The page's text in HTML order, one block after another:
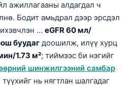
ажиллагааны алдагдал ч
Бодит амьдрал дээр эрсдэл
… eGFR 60 мл/
буудаг доошилж, илүү хурц
1.73 м²; тиймээс би нэгийг
шинжилгээний самбар
нь нягтлан шалгадаг